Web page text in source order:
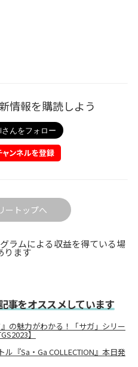
情報を購読しよう
ートップへ
ラムによる収益を得ている場
ります
事をオススメしています
の魅力がわかる！「サガ」シリー
】
ル『Sa・Ga COLLECTION』本日発